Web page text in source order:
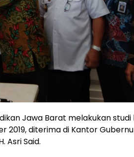
Jawa Barat melakukan
2019, diterima di Kantor
Asri Said.